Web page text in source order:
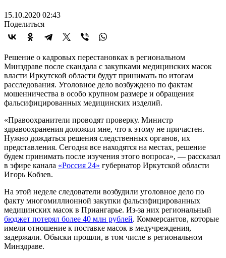
15.10.2020 02:43
Поделиться
Решение о кадровых перестановках в региональном
Минздраве после скандала с закупками медицинских масок
власти Иркутской области будут принимать по итогам
расследования. Уголовное дело возбуждено по фактам
мошенничества в особо крупном размере и обращения
фальсифицированных медицинских изделий.
«Правоохранители проводят проверку. Министр
здравоохранения доложил мне, что к этому не причастен.
Нужно дождаться решения следственных органов, их
представления. Сегодня все находятся на местах, решение
будем принимать после изучения этого вопроса», — рассказал
в эфире канала «Россия 24» губернатор Иркутской области
Игорь Кобзев.
На этой неделе следователи возбудили уголовное дело по
факту многомиллионной закупки фальсифицированных
медицинских масок в Приангарье. Из-за них региональный
бюджет потерял более 40 млн рублей. Коммерсантов, которые
имели отношение к поставке масок в медучреждения,
задержали. Обыски прошли, в том числе в региональном
Минздраве.